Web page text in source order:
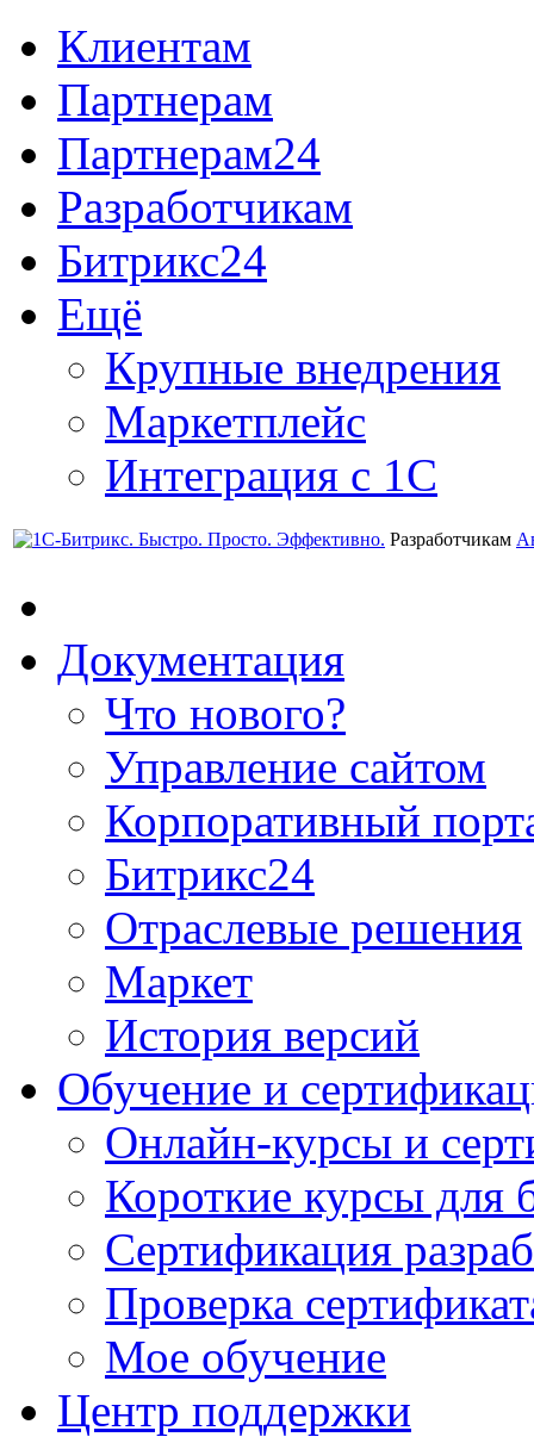
Клиентам
Партнерам
Партнерам24
Разработчикам
Битрикс24
Ещё
Крупные внедрения
Маркетплейс
Интеграция с 1С
Разработчикам
Документация
Что нового?
Управление сайтом
Корпоративный
Битрикс24
Отраслевые решения
Маркет
История версий
Обучение и
Онлайн-курсы и
Короткие курсы для
Сертификация
Проверка
Мое обучение
Центр поддержки